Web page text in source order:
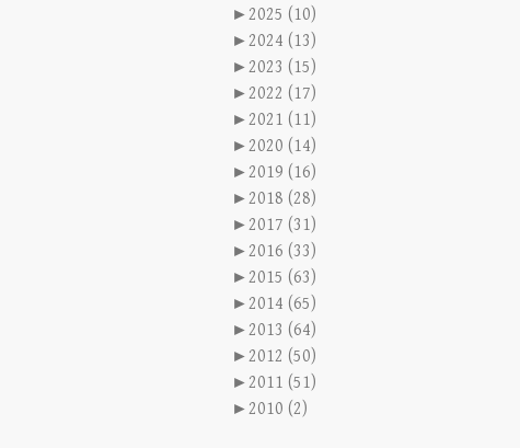
►2025 (10)
►2024 (13)
►2023 (15)
►2022 (17)
►2021 (11)
►2020 (14)
►2019 (16)
►2018 (28)
►2017 (31)
►2016 (33)
►2015 (63)
►2014 (65)
►2013 (64)
►2012 (50)
►2011 (51)
►2010 (2)